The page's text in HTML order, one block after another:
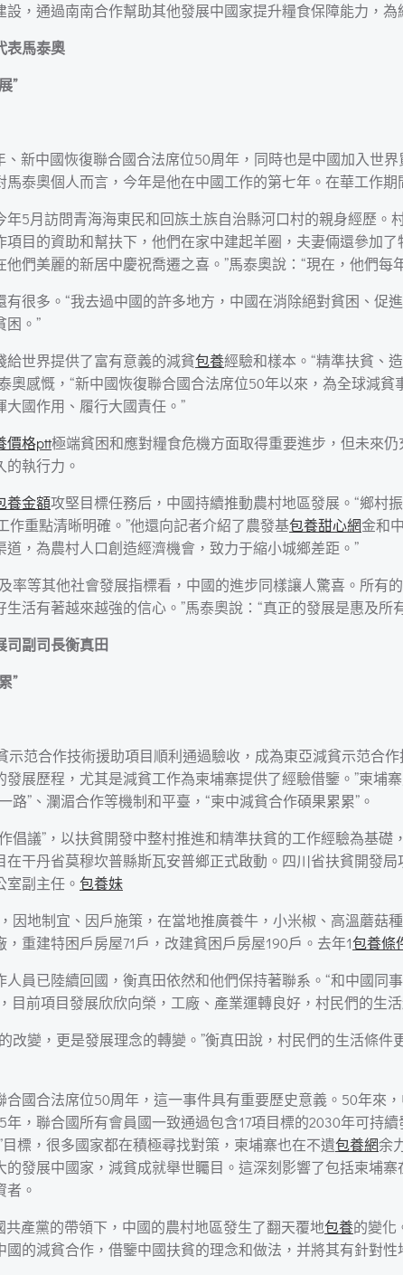
，通過南南合作幫助其他發展中國家提升糧食保障能力，為
華代表馬泰奧
”
、新中國恢復聯合國合法席位50周年，同時也是中國加入世
泰奧個人而言，今年是他在中國工作的第七年。在華工作
5月訪問青海海東民和回族土族自治縣河口村的親身經歷
目的資助和幫扶下，他們在家中建起羊圈，夫妻倆還參加
們美麗的新居中慶祝喬遷之喜。”馬泰奧說：“現在，他們
很多。“我去過中國的許多地方，中國在消除絕對貧困、
困。”
世界提供了富有意義的減貧包養經驗和樣本。“精準扶貧、
奧感慨，“新中國恢復聯合國合法席位50年以來，為全球減
國作用、履行大國責任。”
價格ptt極端貧困和應對糧食危機方面取得重要進步，但未來
執行力。
養金額攻堅目標任務后，中國持續推動農村地區發展。“鄉村
作重點清晰明確。”他還向記者介紹了農發基包養甜心網金和
，為農村人口創造經濟機會，致力于縮小城鄉差距。”
率等其他社會發展指標看，中國的進步同樣讓人驚喜。所
活有著越來越強的信心。”馬泰奧說：“真正的發展是惠及
展司副司長衡真田
”
示范合作技術援助項目順利通過驗收，成為東亞減貧示范合
展歷程，尤其是減貧工作為柬埔寨提供了經驗借鑒。”柬
路”、瀾湄合作等機制和平臺，“柬中減貧合作碩果累累”。
倡議”，以扶貧開發中整村推進和精準扶貧的工作經驗為基
在干丹省莫穆坎普縣斯瓦安普鄉正式啟動。四川省扶貧開發
副主任。 包養妹
因地制宜、因戶施策，在當地推廣養牛，小米椒、高溫蘑
重建特困戶房屋71戶，改建貧困戶房屋190戶。去年1包養條
員已陸續回國，衡真田依然和他們保持著聯系。“和中國
目前項目發展欣欣向榮，工廠、產業運轉良好，村民們的生
改變，更是發展理念的轉變。”衡真田說，村民們的生活條
國合法席位50周年，這一事件具有重要歷史意義。50年來
年，聯合國所有會員國一致通過包含17項目標的2030年可持
標，很多國家都在積極尋找對策，柬埔寨也在不遺包養網余
發展中國家，減貧成就舉世矚目。這深刻影響了包括柬埔
。
產黨的帶領下，中國的農村地區發生了翻天覆地包養的變化
的減貧合作，借鑒中國扶貧的理念和做法，并將其有針對